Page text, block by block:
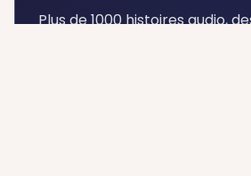
Plus de 1000 histoires audio,